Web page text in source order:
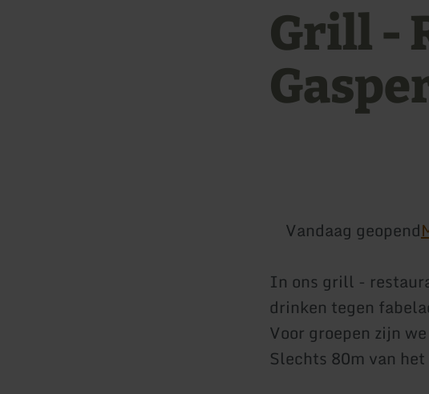
Grill -
Vandaag geopend
In ons grill -
drinken tegen
Voor groepen zijn
Slechts 80m van